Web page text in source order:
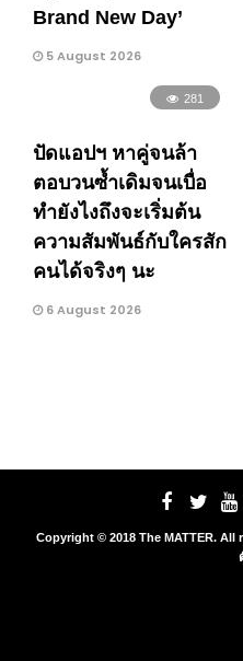
Brand New Day’
5 August 2026
281
ปัดแอปฯ หาคู่จนล้า
ตอบวนซ้ำเดิมจนเบื่อ
ทำยังไงถึงจะเริ่มต้น
ความสัมพันธ์กับใครสัก
คนได้จริงๆ นะ
6 August 2026
Copyright © 2018 The MATTER. All